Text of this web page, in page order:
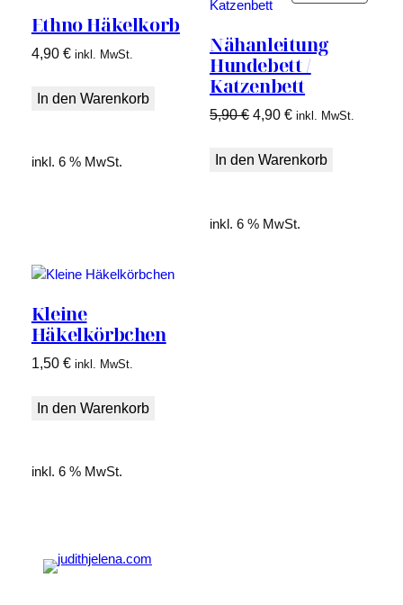
Ethno Häkelkorb
4,90 € inkl. MwSt.
In den Warenkorb
inkl. 6 % MwSt.
IM
Nähanleitung
Hundebett /
Katzenbett
5,90€ Ursprünglicher
war:
4,90€Aktueller
ist:
inkl. MwSt.
In den Warenkorb
inkl. 6 % MwSt.
Kleine
Häkelkörbchen
1,50 € inkl. MwSt.
In den Warenkorb
inkl. 6 % MwSt.